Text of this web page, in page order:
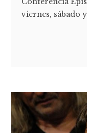
viernes, sábado